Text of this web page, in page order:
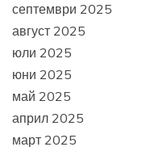
септември 2025
август 2025
юли 2025
юни 2025
май 2025
април 2025
март 2025